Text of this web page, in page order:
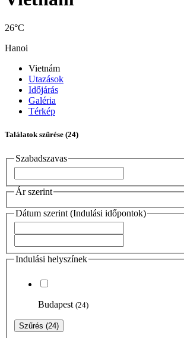
26°C
Hanoi
Vietnám
Utazások
Időjárás
Galéria
Térkép
Találatok szűrése (24)
Szabadszavas
Ár szerint
Dátum szerint (Indulási időpontok)
Indulási helyszínek
Budapest (24)
Szűrés (24)